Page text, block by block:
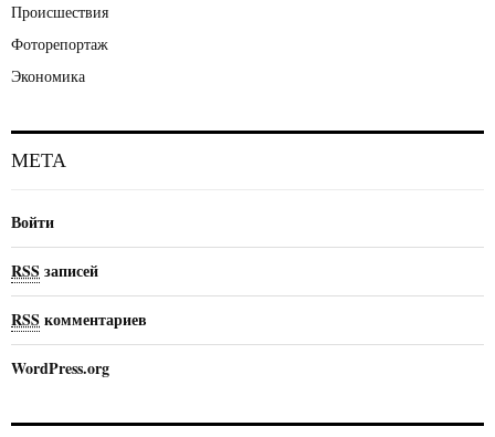
Происшествия
Фоторепортаж
Экономика
МЕТА
Войти
RSSзаписей
RSSкомментариев
WordPress.org